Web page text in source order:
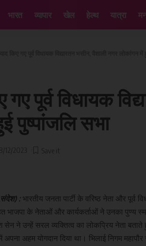
भारत व्यापार खेल हेल्थ यात्रा
पूर्व विधायक
पुष्पांजलि सभा
संदेश) :भारतीय जनता पार्टी के वरिष्ठ नेता और पूर्व
भाजपा के नेताओं और कार्यकर्ताओं ने उनका पुण्य
ने उन्हें सरल व्यक्तित्व का लोकप्रिय नेता बताते
अपना अहम योगदान दिया था। भिलाई निगम